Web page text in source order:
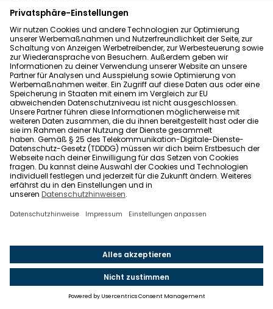
Pauschal 150 Euro je Haushalt (mind. 600 Watt
Wechselrichter)
Mit Köln-Pass: 200 Euro
Stadt Köln
Landau
Bis zum 30.04.2026 befristet
200 Euro je Haushalt
Bis 200 Euro Invest: 100 % Kostenübernahme
Ab 800 Euro Invest: 25 % Kostenübernahme
Stadt Landau
Pauschal 100 Euro pro Haushalt (Mind. 300 Watt
Wechselrichter)